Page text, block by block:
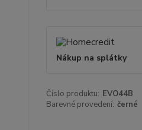
Nákup na splátky
Číslo produktu: EVO44B
Barevné provedení: černé